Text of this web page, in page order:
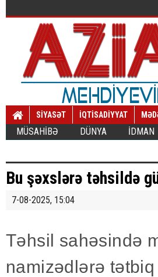
SİYASƏT İQTİSADİYYAT
MÜSAHİBƏ DÜNYA İDMAN
Bu şəxslərə təhsildə
7-08-2025, 15:04
Təhsil sahəsində
namizədlərə